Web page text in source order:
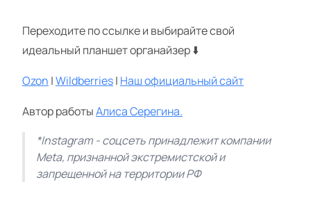
Переходите по ссылке и выбирайте свой
идеальный планшет органайзер ⬇️
Ozon |Wildberries| Наш официальный сайт
Автор работыАлиса Серегина.
*Instagram - соцсеть принадлежит компании
Meta, признанной экстремистской и
запрещенной на территории РФ